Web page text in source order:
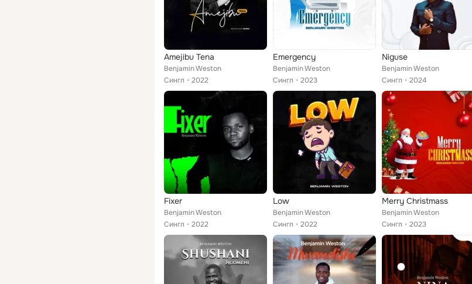
Amejibu Tena
Benjamin Weston
Сингл
2022
Emergency
Benjamin Weston
Сингл
2023
Niguse
Benjamin Weston
Сингл
2024
Fixer
Benjamin Weston
Сингл
2022
Low
Benjamin Weston
Сингл
2022
Merry Christmass
Benjamin Weston
Сингл
2023